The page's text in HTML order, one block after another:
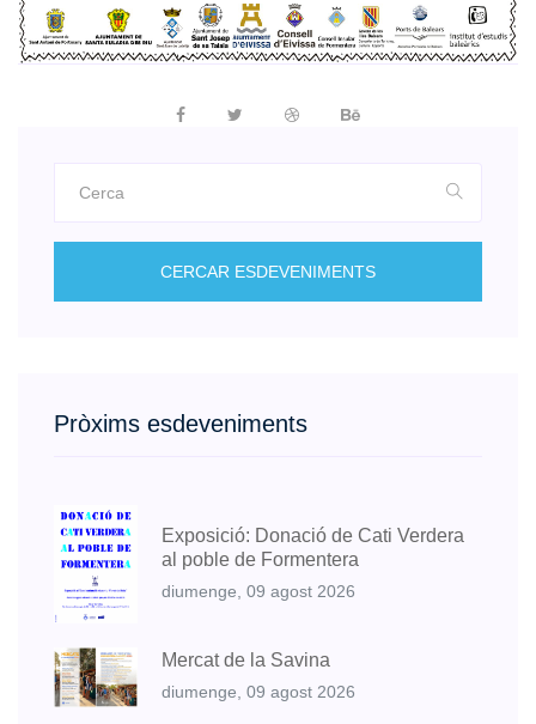
CERCAR ESDEVENIMENTS
Pròxims esdeveniments
Exposició: Donació de Cati Verdera
al poble de Formentera
diumenge, 09 agost 2026
Mercat de la Savina
diumenge, 09 agost 2026